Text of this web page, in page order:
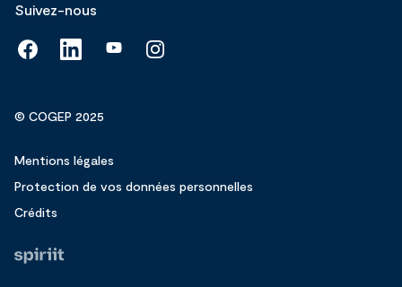
Suivez-nous
© COGEP 2025
Mentions légales
Protection de vos données personnelles
Crédits